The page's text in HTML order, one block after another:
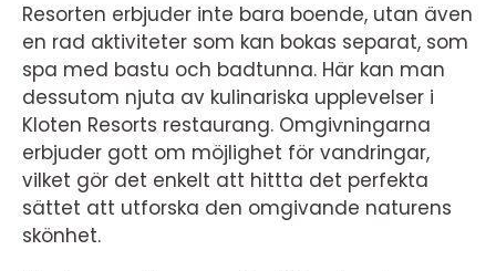
Resorten erbjuder inte bara boende, utan även
en rad aktiviteter som kan bokas separat, som
spa med bastu och badtunna. Här kan man
dessutom njuta av kulinariska upplevelser i
Kloten Resorts restaurang. Omgivningarna
erbjuder gott om möjlighet för vandringar,
vilket gör det enkelt att hittta det perfekta
sättet att utforska den omgivande naturens
skönhet.